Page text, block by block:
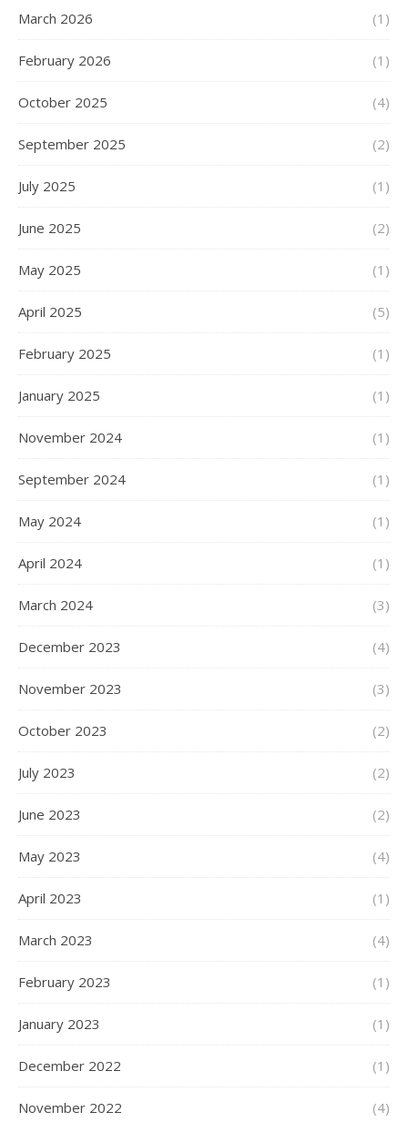
March 2026 (1)
February 2026 (1)
October 2025 (4)
September 2025 (2)
July 2025 (1)
June 2025 (2)
May 2025 (1)
April 2025 (5)
February 2025 (1)
January 2025 (1)
November 2024 (1)
September 2024 (1)
May 2024 (1)
April 2024 (1)
March 2024 (3)
December 2023 (4)
November 2023 (3)
October 2023 (2)
July 2023 (2)
June 2023 (2)
May 2023 (4)
April 2023 (1)
March 2023 (4)
February 2023 (1)
January 2023 (1)
December 2022 (1)
November 2022 (4)